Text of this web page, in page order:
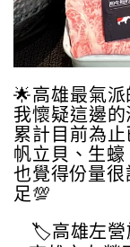
🌟高雄最氣派
我懷疑這邊的
累計目前為
帆立貝、生
也覺得份量
足💯
🏷高雄左營